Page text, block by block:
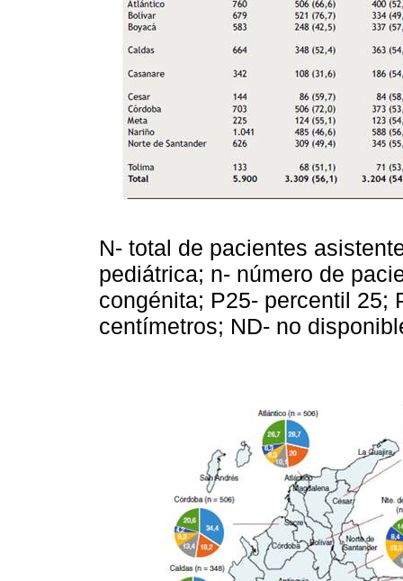
N- total de pacientes
pediátrica; n- número de
congénita; P25- percentil 25;
centímetros; ND- no